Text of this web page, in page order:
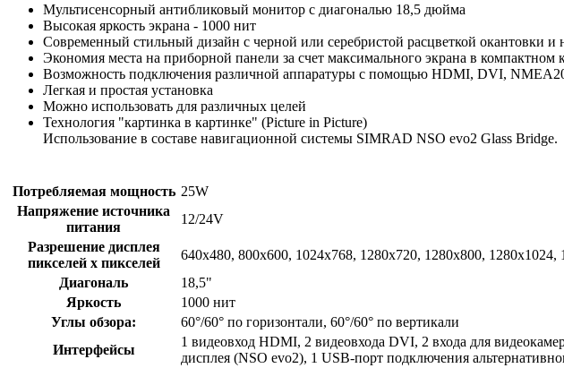
Мультисенсорный антибликовый монитор с диагональю 18,5 дюйма
Высокая яркость экрана - 1000 нит
Современный стильный дизайн с черной или серебристой расцветкой окантовки
Экономия места на приборной панели за счет максимального экрана в компактном
Возможность подключения различной аппаратуры с помощью HDMI, DVI,
Легкая и простая установка
Можно использовать для различных целей
Технология "картинка в картинке" (Picture in Picture)
Использование в составе навигационной системы SIMRAD NSO evo2 Glass Bridge.
Потребляемая мощность 25W
Напряжение источника
питания
12/24V
Разрешение дисплея
пикселей x пикселей
640x480, 800x600, 1024x768, 1280x720, 1280x800, 1280x1024,
Диагональ
18,5"
Яркость
1000 нит
Углы обзора:
60°/60° по горизонтали, 60°/60° по вертикали
Интерфейсы
1 видеовход HDMI, 2 видеовхода DVI, 2 входа для
дисплея (NSO evo2), 1 USB-порт подключения